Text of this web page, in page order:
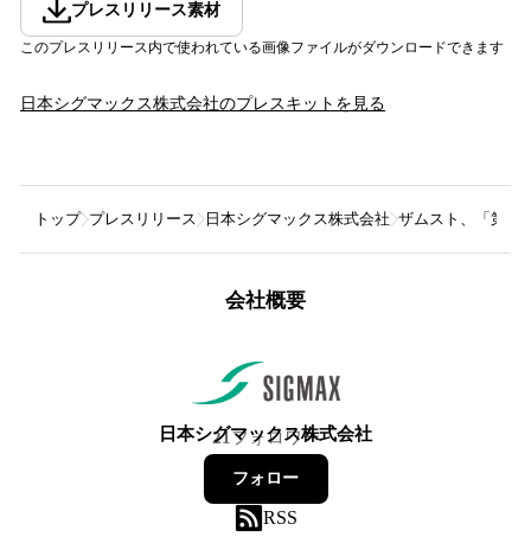
プレスリリース素材
このプレスリリース内で使われている画像ファイルがダウンロードできます
日本シグマックス株式会社のプレスキットを見る
トップ プレスリリース 日本シグマックス株式会社 ザムスト、「第41
会社概要
日本シグマックス株式会社
21 フォロワー
フォロー
RSS